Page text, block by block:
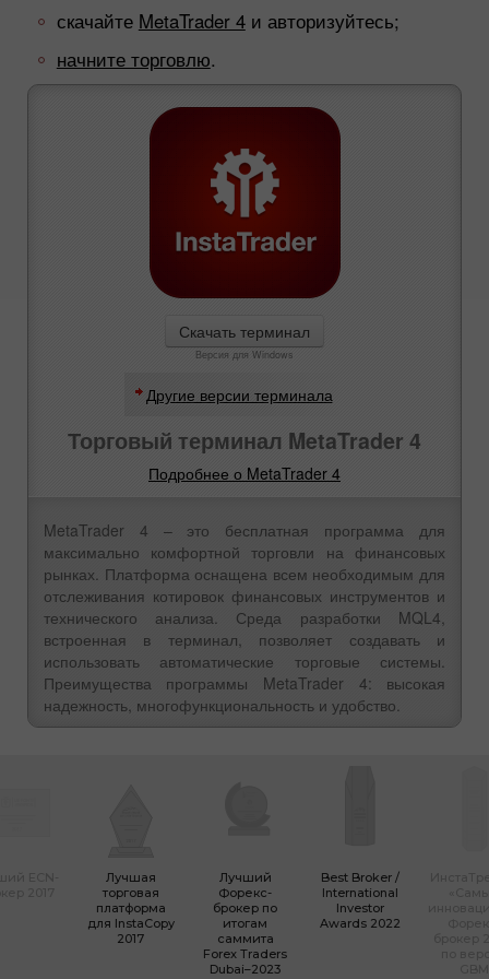
скачайте MetaTrader 4и авторизуйтесь;
начните торговлю.
Скачать терминал
Версия для Windows
Другие версии терминала
Торговый терминал MetaTrader 4
Подробнее о MetaTrader 4
MetaTrader 4 – это бесплатная программа для
максимально комфортной торговли на финансовых
рынках. Платформа оснащена всем необходимым для
отслеживания котировок финансовых инструментов и
технического анализа. Среда разработки MQL4,
встроенная в терминал, позволяет создавать и
использовать автоматические торговые системы.
Преимущества программы MetaTrader 4: высокая
надежность, многофункциональность и удобство.
Лучшая
торговая
платформа
для InstaCopy
2017
Лучший
Форекс-
брокер по
итогам
саммита
Forex Traders
Dubai–2023
Best Broker /
International
Investor
Awards 2022